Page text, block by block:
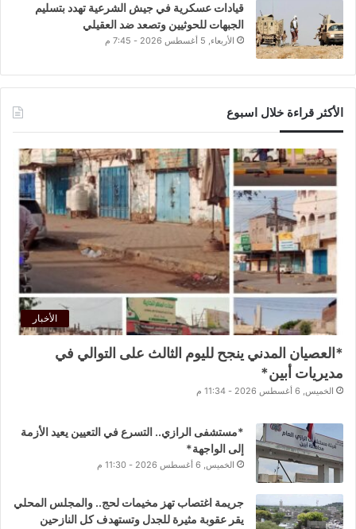
قيادات عسكرية في جيش الشرعية تهدد بتسليم
الجبهات للحوثيين وتصعد ضد العقيلي
الأربعاء, 5 أغسطس 2026 - 7:45 م
الأكثر قراءة خلال اسبوع
الأخبار
*العصيان المدني ينجح لليوم الثالث على التوالي في
مديريات أبين*
الخميس, 6 أغسطس 2026 - 11:34 م
*مستشفى الرازي.. التسرع في التعيين يعيد الأزمة
إلى الواجهة*
الخميس, 6 أغسطس 2026 - 11:30 م
جريمة اغتصاب تهز مخيمات لحج.. والمجلس المحلي
يقر عقوبة مثيرة للجدل وتستهدف كل النازحين